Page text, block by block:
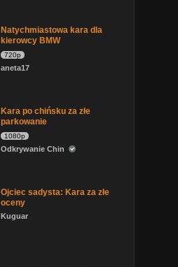
Natychmiastowa kara dla
kierowcy BMW
720p
aneta17
Kara po chińsku za złe
parkowanie
1080p
Odkrywanie Chin
Ojciec sadysta: Kara za złe
oceny
Kuguar